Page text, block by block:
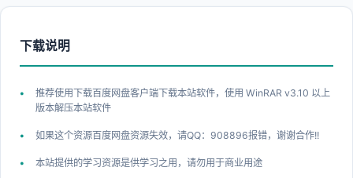
下载说明
推荐使用下载百度网盘客户端下载本站软件，使用 WinRAR v3.10 以上
版本解压本站软件
如果这个资源百度网盘资源失效，请QQ：908896报错，谢谢合作!!
本站提供的学习资源是供学习之用，请勿用于商业用途